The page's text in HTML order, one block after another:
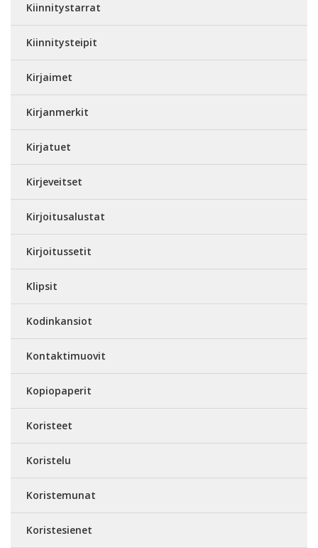
Kiinnitystarrat
Kiinnitysteipit
Kirjaimet
Kirjanmerkit
Kirjatuet
Kirjeveitset
Kirjoitusalustat
Kirjoitussetit
Klipsit
Kodinkansiot
Kontaktimuovit
Kopiopaperit
Koristeet
Koristelu
Koristemunat
Koristesienet